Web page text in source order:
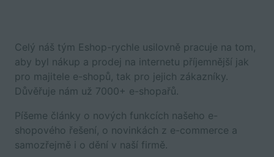
Celý náš tým Eshop-rychle usilovně pracuje na tom,
aby byl nákup a prodej na internetu příjemnější jak
pro majitele e-shopů, tak pro jejich zákazníky.
Důvěřuje nám už 7000+ e-shopařů.
Píšeme články o nových funkcích našeho e-
shopového řešení, o novinkách z e-commerce a
samozřejmě i o dění v naší firmě.